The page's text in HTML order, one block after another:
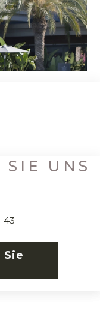
SIE UNS
43
Sie